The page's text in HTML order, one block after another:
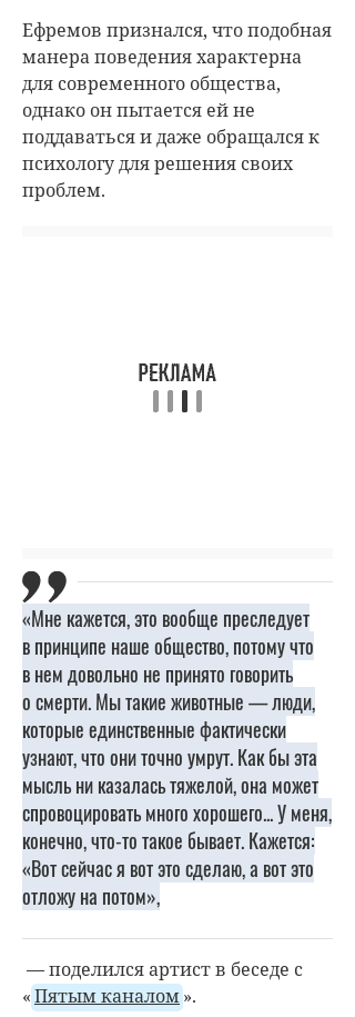
Ефремов признался, что подобная
манера поведения характерна
для современного общества,
однако он пытается ей не
поддаваться и даже обращался к
психологу для решения своих
проблем.
«Мне кажется, это вообще преследует
в принципе наше общество, потому что
в нем довольно не принято говорить
о смерти. Мы такие животные — люди,
которые единственные фактически
узнают, что они точно умрут. Как бы эта
мысль ни казалась тяжелой, она может
спровоцировать много хорошего... У меня,
конечно, что-то такое бывает. Кажется:
«Вот сейчас я вот это сделаю, а вот это
отложу на потом»,
— поделился артист в беседе с
«Пятым каналом».